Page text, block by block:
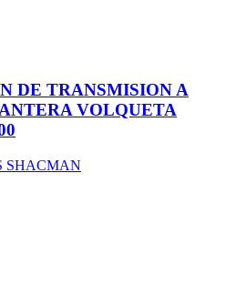
DE TRANSMISION A
VOLQUETA
SHACMAN